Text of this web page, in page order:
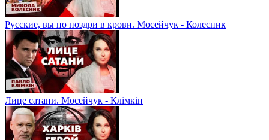
Русские, вы по ноздри в крови. Мосейчук - Колесник
Лице сатани. Мосейчук - Клімкін